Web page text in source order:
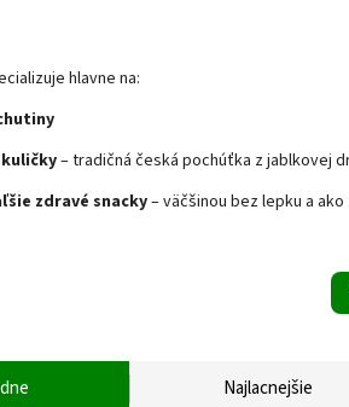
hlavne na:
– tradičná česká pochúťka z jablkovej
zdravé snacky– väčšinou bez lepku a
Najlacnejšie